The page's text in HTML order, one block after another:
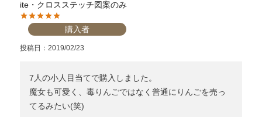
ite・クロスステッチ図案のみ
購入者
投稿日 2019/02/23
7人の小人目当てで購入しました。
魔女も可愛く、毒りんごではなく普通にりんごを売っ
てるみたい(笑)